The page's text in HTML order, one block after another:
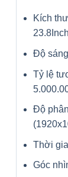
Kích
Độ
Tỷ lệ
Độ
Thời
Góc